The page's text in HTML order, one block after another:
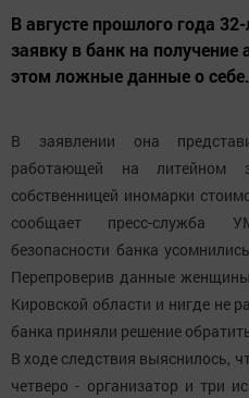
В августе прошлого года
заявку в банк на получение
этом ложные данные о себе.
В заявлении она
работающей на литейном
собственницей иномарки
сообщает пресс-служба
безопасности банка
Перепроверив данные
Кировской области и нигде не
банка приняли решение
В ходе следствия выяснилось,
четверо - организатор и три